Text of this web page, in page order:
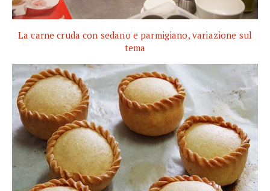
La carne cruda con sedano e parmigiano, variazione sul
tema